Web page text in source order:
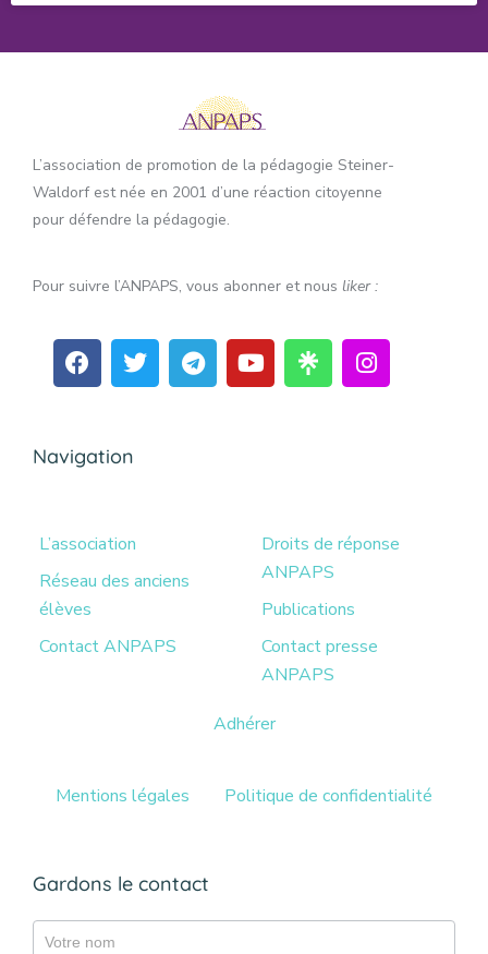
L’association de promotion de la pédagogie Steiner-
Waldorf est née en 2001 d’une réaction citoyenne
pour défendre la pédagogie.
Pour suivre l’ANPAPS, vous abonner et nous liker :
Navigation
L’association
Réseau des anciens
élèves
Contact ANPAPS
Droits de réponse
ANPAPS
Publications
Contact presse
ANPAPS
Adhérer
Mentions légales Politique de confidentialité
Gardons le contact
Gazette